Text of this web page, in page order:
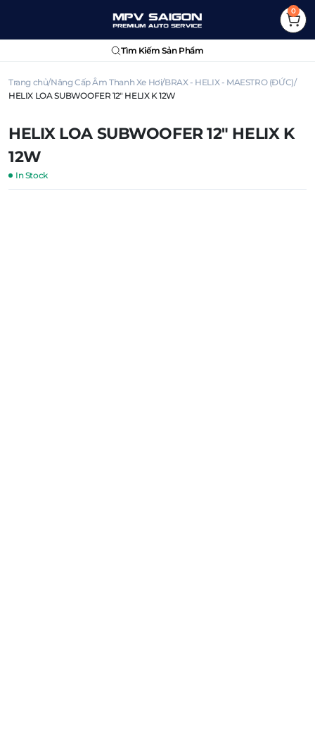
0
Tìm Kiếm Sản Phẩm
Trang chủ Nâng Cấp Âm Thanh Xe Hơi BRAX - HELIX - MAESTRO (ĐỨC)
HELIX LOA SUBWOOFER 12″ HELIX K 12W
HELIX LOA SUBWOOFER 12″ HELIX K
12W
In Stock